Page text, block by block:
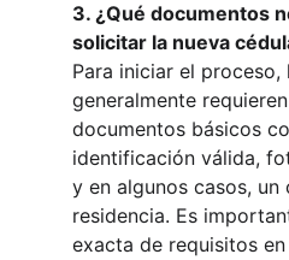
3. ¿Qué documentos
solicitar la nueva
Para iniciar el proceso,
generalmente
documentos básicos
identificación válida,
y en algunos casos,
residencia. Es
exacta de requisitos